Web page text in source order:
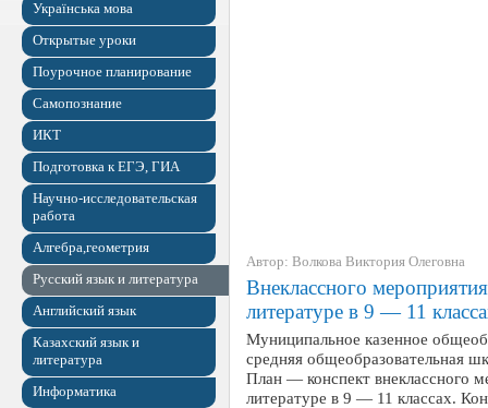
Українська мова
Открытые уроки
Поурочное планирование
Самопознание
ИКТ
Подготовка к ЕГЭ, ГИА
Научно-исследовательская
работа
Алгебра,геометрия
Русский язык и литература
Английский язык
Казахский язык и
литература
Информатика
Автор: Волкова Виктория Олеговна
Внеклассного
литературе в 9 — 11
Муниципальное казенное
средняя общеобразовательная
План — конспект внеклассного
литературе в 9 — 11 классах.